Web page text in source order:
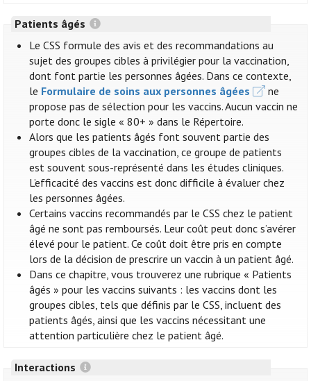
Patients âgés
Le CSS formule des avis et des recommandations au
sujet des groupes cibles à privilégier pour la vaccination,
dont font partie les personnes âgées. Dans ce contexte,
le Formulaire de soins aux personnes âgées
ne
propose pas de sélection pour les vaccins. Aucun vaccin ne
porte donc le sigle « 80+ » dans le Répertoire.
Alors que les patients âgés font souvent partie des
groupes cibles de la vaccination, ce groupe de patients
est souvent sous-représenté dans les études cliniques.
L’efficacité des vaccins est donc difficile à évaluer chez
les personnes âgées.
Certains vaccins recommandés par le CSS chez le patient
âgé ne sont pas remboursés. Leur coût peut donc s’avérer
élevé pour le patient. Ce coût doit être pris en compte
lors de la décision de prescrire un vaccin à un patient âgé.
Dans ce chapitre, vous trouverez une rubrique « Patients
âgés » pour les vaccins suivants : les vaccins dont les
groupes cibles, tels que définis par le CSS, incluent des
patients âgés, ainsi que les vaccins nécessitant une
attention particulière chez le patient âgé.
Interactions